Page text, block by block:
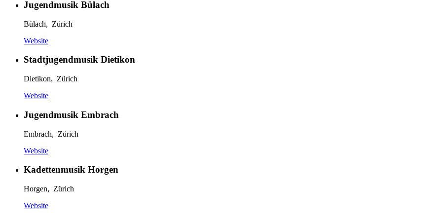
Jugendmusik Bülach
Bülach, Zürich
Website
Stadtjugendmusik Dietikon
Dietikon, Zürich
Website
Jugendmusik Embrach
Embrach, Zürich
Website
Kadettenmusik Horgen
Horgen, Zürich
Website